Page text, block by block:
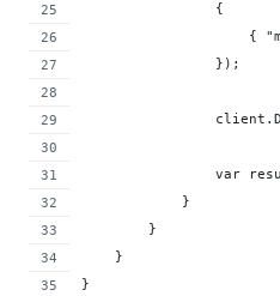
                {
{
                });
var
            }
        }
    }
}